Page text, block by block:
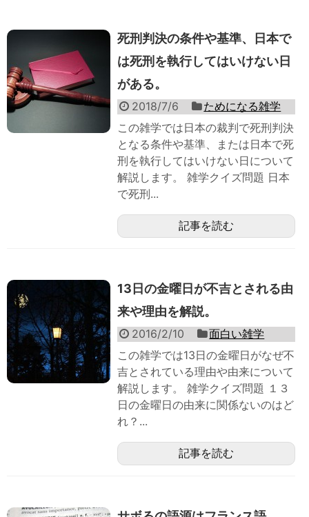
死刑判決の条件や基準、日本で
は死刑を執行してはいけない日
がある。
2018/7/6
ためになる雑学
この雑学では日本の裁判で死刑判決
となる条件や基準、または日本で死
刑を執行してはいけない日について
解説します。 雑学クイズ問題 日本
で死刑...
記事を読む
13日の金曜日が不吉とされる由
来や理由を解説。
2016/2/10
面白い雑学
この雑学では13日の金曜日がなぜ不
吉とされている理由や由来について
解説します。 雑学クイズ問題 １３
日の金曜日の由来に関係ないのはど
れ？...
記事を読む